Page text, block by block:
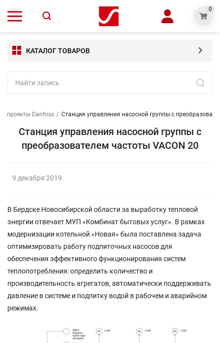
0
КАТАЛОГ ТОВАРОВ
проекты Danfoss / Станция управления насосной группы с
Станция управления насосной группы с
преобразователем частоты VACON 20
9 декабря 2019
В Бердске Новосибирской области за выработку тепловой
энергии отвечает МУП «Комбинат бытовых услуг». В рамках
модернизации котельной «Новая» была поставлена задача
оптимизировать работу подпиточных насосов для
обеспечения эффективного функционирования систем
теплопотребления: определить количество и
производительность агрегатов, автоматически поддерживать
давление в системе и подпитку водой в рабочем и аварийном
режимах.